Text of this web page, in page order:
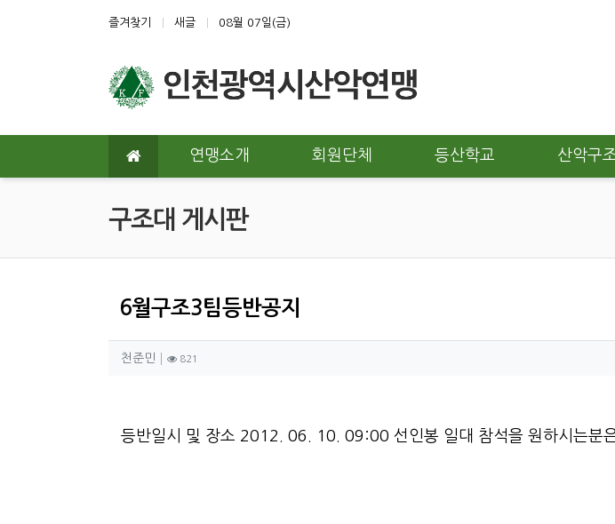
즐겨찾기 새글 08월 07일(금)
연맹소개 회원단체 등산학교 산악구
구조대 게시판
6월구조3팀등반공지
작성자 정보
천준민 작성821
본문
등반일시 및 장소 2012. 06. 10. 09:00 선인봉 일대 참석을 원하시는분